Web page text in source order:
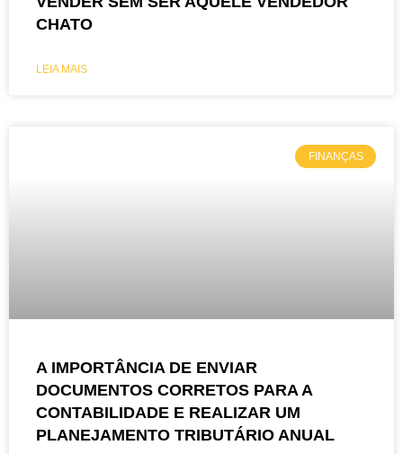
CHATO
LEIA MAIS
FINANÇAS
A IMPORTÂNCIA DE ENVIAR
DOCUMENTOS CORRETOS PARA A
CONTABILIDADE E REALIZAR UM
PLANEJAMENTO TRIBUTÁRIO ANUAL